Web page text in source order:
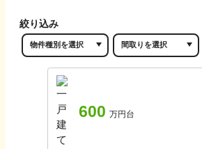
絞り込み
600 万円台